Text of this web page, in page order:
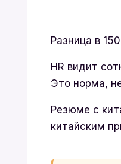
Разница в
HR видит
Это норма,
Резюме с
китайским